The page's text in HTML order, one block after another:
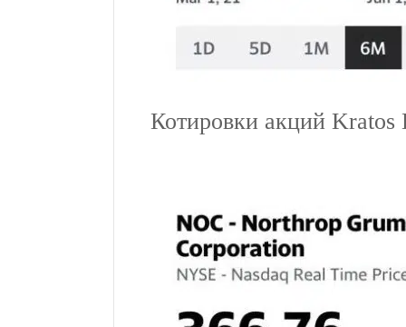
Котировки акций